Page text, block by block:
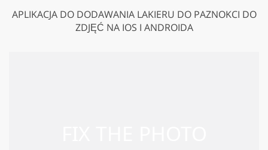
APLIKACJA DO DODAWANIA LAKIERU DO PAZNOKCI DO
ZDJĘĆ NA IOS I ANDROIDA